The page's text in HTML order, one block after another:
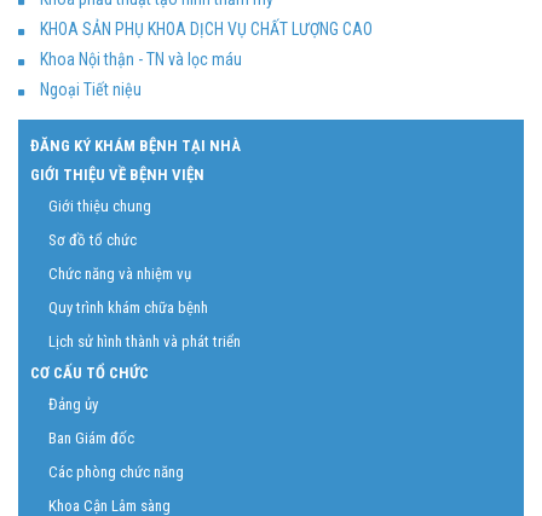
KHOA SẢN PHỤ KHOA DỊCH VỤ CHẤT LƯỢNG CAO
Khoa Nội thận - TN và lọc máu
Ngoại Tiết niệu
ĐĂNG KÝ KHÁM BỆNH TẠI NHÀ
GIỚI THIỆU VỀ BỆNH VIỆN
Giới thiệu chung
Sơ đồ tổ chức
Chức năng và nhiệm vụ
Quy trình khám chữa bệnh
Lịch sử hình thành và phát triển
CƠ CẤU TỔ CHỨC
Đảng ủy
Ban Giám đốc
Các phòng chức năng
Khoa Cận Lâm sàng